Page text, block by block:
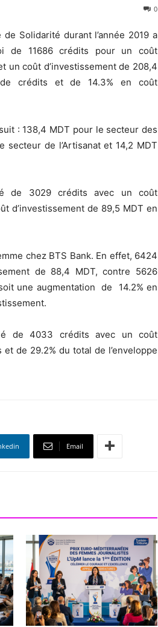
0
Solidarité durant l’année 2019 a
de 11686 crédits pour un coût
un coût d’investissement de 208,4
crédits et de 14.3% en coût
: 138,4 MDT pour le secteur des
de l’Artisanat et 14,2 MDT
de 3029 crédits avec un coût
d’investissement de 89,5 MDT en
chez BTS Bank. En effet, 6424
de 88,4 MDT, contre 5626
une augmentation de 14.2% en
de 4033 crédits avec un coût
de 29.2% du total de l’enveloppe
Email